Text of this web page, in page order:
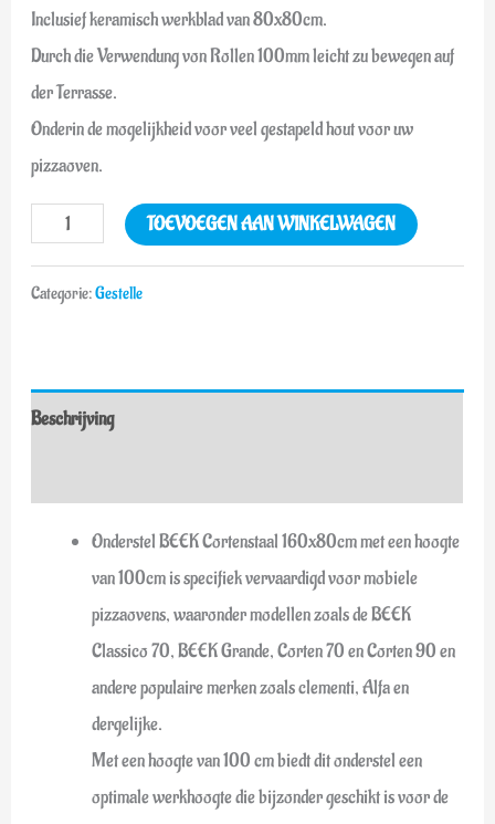
Inclusief keramisch werkblad van 80x80cm.
Durch die Verwendung von Rollen 100mm leicht zu bewegen auf
der Terrasse.
Onderin de mogelijkheid voor veel gestapeld hout voor uw
pizzaoven.
TOEVOEGEN AAN WINKELWAGEN
Categorie:Gestelle
Beschrijving
Onderstel BEEK Cortenstaal 160x80cm met een hoogte
van 100cm is specifiek vervaardigd voor mobiele
pizzaovens, waaronder modellen zoals de BEEK
Classico 70, BEEK Grande, Corten 70 en Corten 90 en
andere populaire merken zoals clementi, Alfa en
dergelijke.
Met een hoogte van 100 cm biedt dit onderstel een
optimale werkhoogte die bijzonder geschikt is voor de